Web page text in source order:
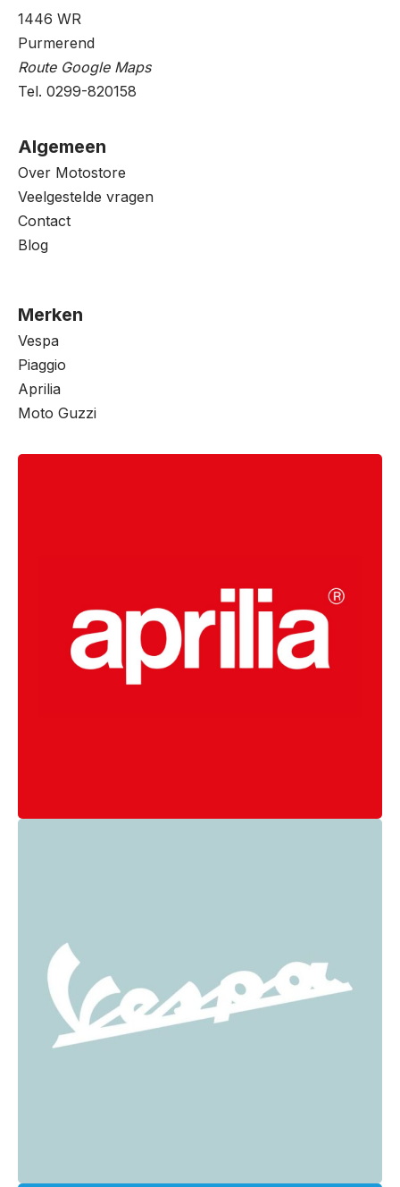
1446 WR
Purmerend
Route Google Maps
Tel. 0299-820158
Algemeen
Over Motostore
Veelgestelde vragen
Contact
Blog
Merken
Vespa
Piaggio
Aprilia
Moto Guzzi